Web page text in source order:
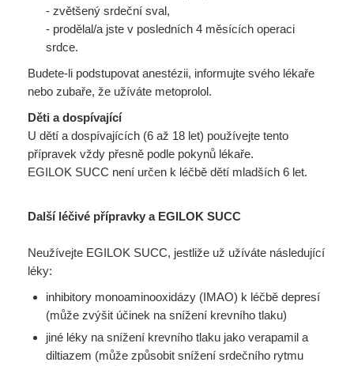
- zvětšený srdeční sval,
- prodělal/a jste v posledních 4 měsících operaci
srdce.
Budete-li podstupovat anestézii, informujte svého lékaře
nebo zubaře, že užíváte metoprolol.
Děti a dospívající
U dětí a dospívajících (6 až 18 let) používejte tento
přípravek vždy přesně podle pokynů lékaře.
EGILOK SUCC není určen k léčbě dětí mladších 6 let.
Další léčivé přípravky a EGILOK SUCC
Neužívejte EGILOK SUCC, jestliže už užíváte následující
léky:
inhibitory monoaminooxidázy (IMAO) k léčbě depresí
(může zvýšit účinek na snížení krevního tlaku)
jiné léky na snížení krevního tlaku jako verapamil a
diltiazem (může způsobit snížení srdečního rytmu